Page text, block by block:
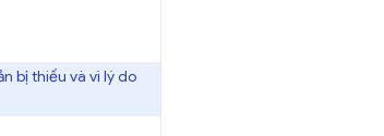
bị thiếu và vì lý do